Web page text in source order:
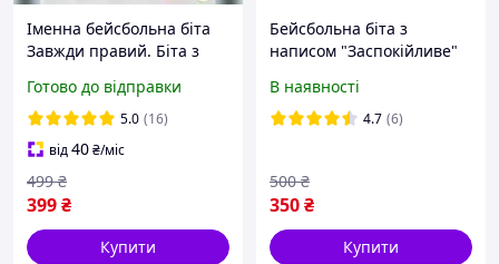
Іменна бейсбольна біта
Завжди правий. Біта з
6 кольорів.
Готово до відправки
5.0 (16)
від40₴/міс
399₴
499 ₴
Купити
Бейсбольна біта з
написом "Заспокійливе"
В наявності
4.7 (6)
350₴
500 ₴
Купити